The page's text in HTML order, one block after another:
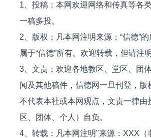
1、投稿：本网欢迎网络和传真等各
一稿多投。
2、版权：凡本网注明来源：“信德”
属于“信德”所有。欢迎转载，但请注
3、文责：欢迎各地教区、堂区、团
闻及其他稿件，信德网一旦刊登，版
不代表本社或本网观点，文责一律由
区、团体、个人）自负。
4、转载：凡本网注明"来源：XXX（